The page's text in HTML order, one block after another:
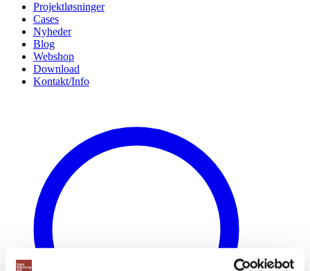
Projektløsninger
Cases
Nyheder
Blog
Webshop
Download
Kontakt/Info